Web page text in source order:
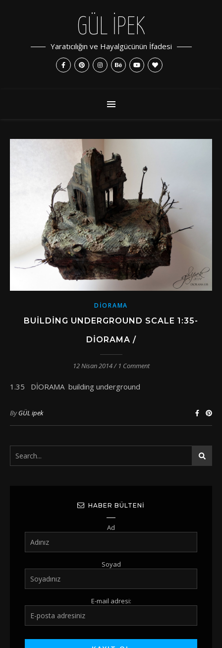
GÜL İPEK
Yaratıcılığın ve Hayalgücünün İfadesi
DIORAMA
BUILDING UNDERGROUND SCALE 1:35-
DIORAMA /
12 Nisan 2014/ 1 Comment
1.35 DİORAMA building underground
ByGÜL ipek
HABER BÜLTENI
Ad
Soyad
E-mail adresi: